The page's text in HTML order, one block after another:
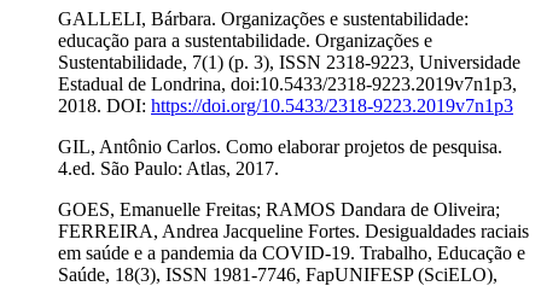
GALLELI, Bárbara. Organizações e sustentabilidade:
educação para a sustentabilidade. Organizações e
Sustentabilidade, 7(1) (p. 3), ISSN 2318-9223, Universidade
Estadual de Londrina, doi:10.5433/2318-9223.2019v7n1p3,
2018. DOI: https://doi.org/10.5433/2318-9223.2019v7n1p3
GIL, Antônio Carlos. Como elaborar projetos de pesquisa.
4.ed. São Paulo: Atlas, 2017.
GOES, Emanuelle Freitas; RAMOS Dandara de Oliveira;
FERREIRA, Andrea Jacqueline Fortes. Desigualdades raciais
em saúde e a pandemia da COVID-19. Trabalho, Educação e
Saúde, 18(3), ISSN 1981-7746, FapUNIFESP (SciELO),